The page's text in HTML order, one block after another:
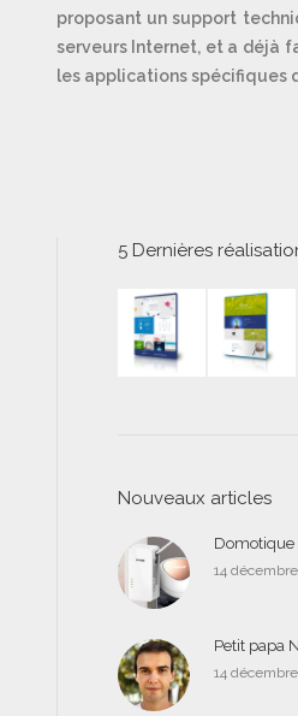
proposant un support
serveurs Internet, et a déjà
les applications spécifiques
5 Dernières
Nouveaux articles
Domotique
14
Petit papa
14